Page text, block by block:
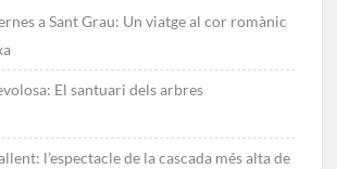
a Sant Grau: Un viatge al cor romànic
El santuari dels arbres
l’espectacle de la cascada més alta de